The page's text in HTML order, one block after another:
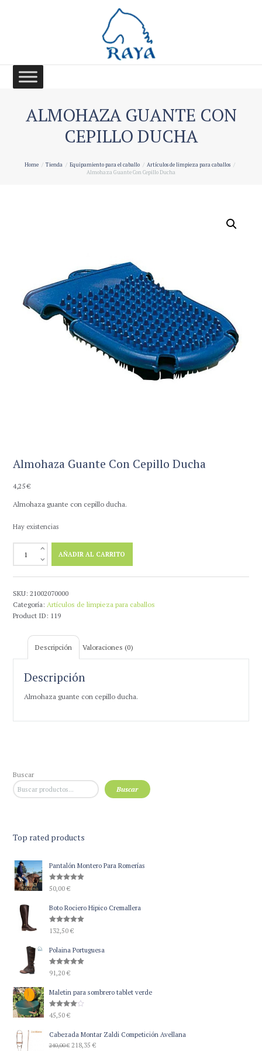
ALMOHAZA GUANTE CON
CEPILLO DUCHA
Home Tienda Equipamiento para el caballo
Artículos de limpieza para caballos
Almohaza Guante Con Cepillo Ducha
Almohaza Guante Con Cepillo Ducha
4,25€
Almohaza guante con cepillo ducha.
Hay existencias
Almohaza
Guante
Ducha
cantidad
AÑADIR AL CARRITO
SKU:21002070000
Categoría:Artículos de limpieza para caballos
Product ID: 119
Descripción Valoraciones (0)
Descripción
Almohaza guante con cepillo ducha.
Buscar
Buscar
Top rated products
Pantalón Montero Para Romerías
Valorado
con5.00
50,00€
Boto Rociero Hipico Cremallera
Valorado
con5.00
132,50€
Polaina Portuguesa
Valorado
con5.00
91,20€
Maletin para sombrero tablet verde
Valorado
con4.00
45,50€
Cabezada Montar Zaldi Competición Avellana
240,00€ El218,35€El